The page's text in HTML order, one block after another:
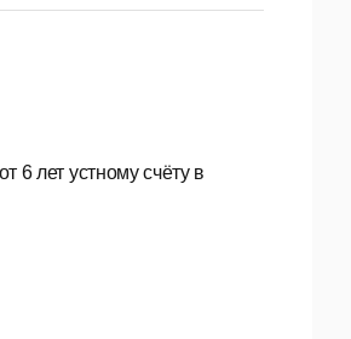
6 лет устному счёту в